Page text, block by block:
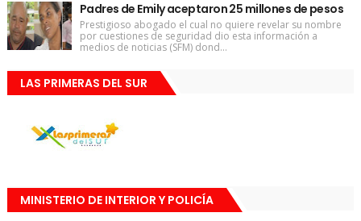
Padres de Emily aceptaron 25 millones de pesos
Prestigioso abogado el cual no quiere revelar su nombre
por cuestiones de seguridad dio esta información a
medios de noticias (SFM) dond...
LAS PRIMERAS DEL SUR
MINISTERIO DE INTERIOR Y POLICÍA